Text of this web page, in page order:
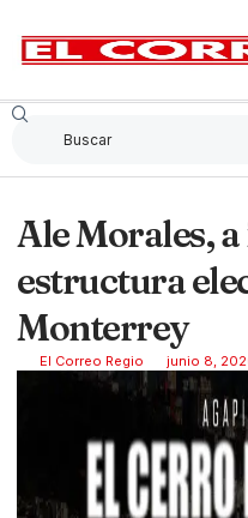
Ale Morales,
estructura
Monterrey
El Correo Regio junio 8,